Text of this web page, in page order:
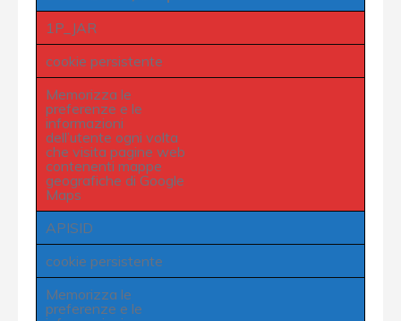
1P_JAR
cookie persistente
Memorizza le
preferenze e le
informazioni
dell’utente ogni volta
che visita pagine web
contenenti mappe
geografiche di Google
Maps
APISID
cookie persistente
Memorizza le
preferenze e le